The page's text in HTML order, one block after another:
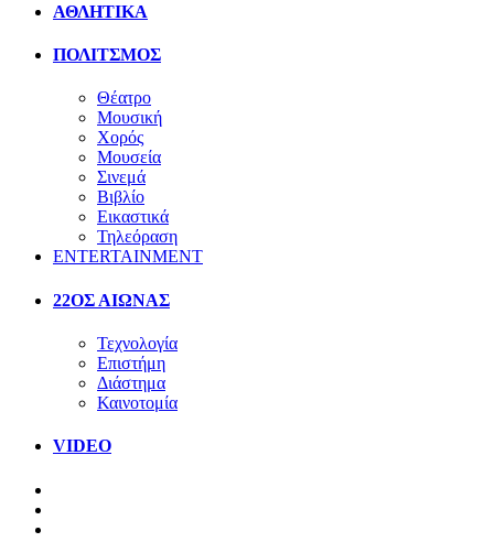
ΑΘΛΗΤΙΚΑ
ΠΟΛΙΤΣΜΟΣ
Θέατρο
Μουσική
Χορός
Μουσεία
Σινεμά
Βιβλίο
Εικαστικά
Τηλεόραση
ENTERTAINMENT
22ΟΣ ΑΙΩΝΑΣ
Τεχνολογία
Επιστήμη
Διάστημα
Καινοτομία
VIDEO